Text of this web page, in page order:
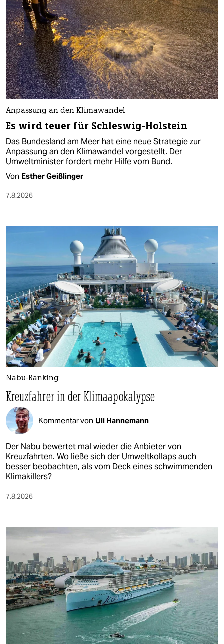
Anpassung an den Klimawandel
Es wird teuer für Schleswig-Holstein
Das Bundesland am Meer hat eine neue Strategie zur
Anpassung an den Klimawandel vorgestellt. Der
Umweltminister fordert mehr Hilfe vom Bund.
Von Esther Geißlinger
7.8.2026
Nabu-Ranking
Kreuzfahrer in der Klimaapokalypse
Kommentar von Uli Hannemann
Der Nabu bewertet mal wieder die Anbieter von
Kreuzfahrten. Wo ließe sich der Umweltkollaps auch
besser beobachten, als vom Deck eines schwimmenden
Klimakillers?
7.8.2026